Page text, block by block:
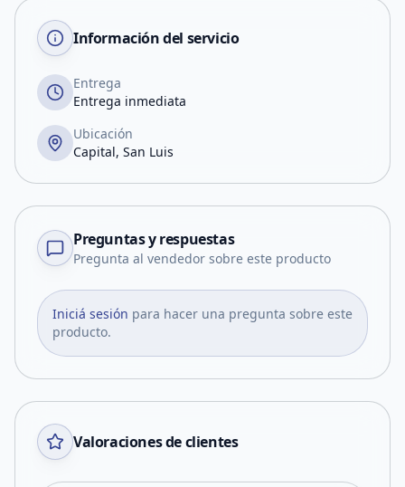
Información del servicio
Entrega
Entrega inmediata
Ubicación
Capital, San Luis
Preguntas y respuestas
Pregunta al vendedor sobre este producto
Iniciá sesión para hacer una pregunta sobre este
producto.
Valoraciones de clientes